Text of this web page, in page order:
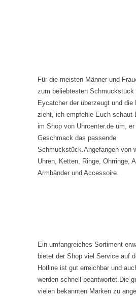
Für die meisten Männer und
zum beliebtesten Schmuckstück
Eycatcher der überzeugt und
zieht, ich empfehle Euch schaut
im Shop von Uhrcenter.de um,
Geschmack das passende
Schmuckstück.Angefangen von
Uhren, Ketten, Ringe, Ohrringe,
Armbänder und Accessoire.
Ein umfangreiches Sortiment
bietet der Shop viel Service auf
Hotline ist gut erreichbar und
werden schnell beantwortet.Die
vielen bekannten Marken zu